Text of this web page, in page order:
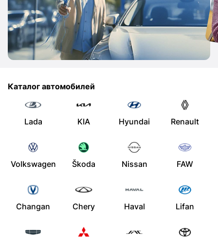
Каталог автомобилей
Lada KIA Hyundai Renault
Volkswagen Škoda Nissan FAW
Changan Chery Haval Lifan